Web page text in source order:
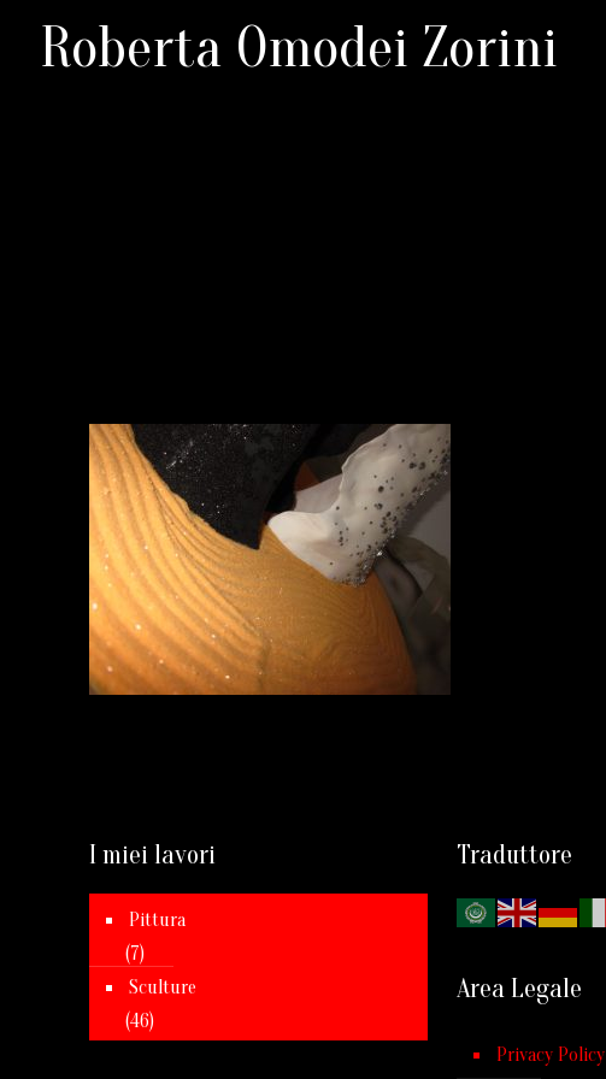
Roberta Omodei Zorini
I miei lavori
Pittura
(7)
Sculture
(46)
Traduttore
Area Legale
Privacy Policy